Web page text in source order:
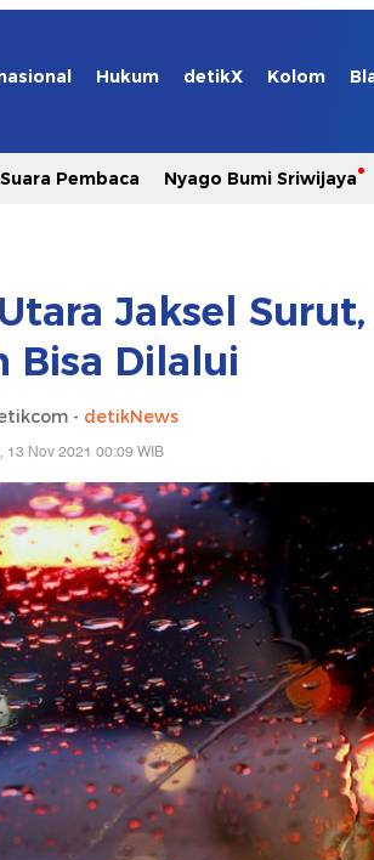
Hukum detikX Kolom
Suara Pembaca Nyago Bumi Sriwijaya
Jaksel Surut,
Bisa Dilalui
- detikNews
13 Nov 2021 00:09 WIB